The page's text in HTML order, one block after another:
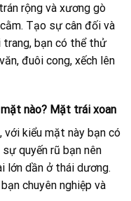
rộng và xương gò
Tạo sự cân đối và
bạn có thể thử
đuôi cong, xếch lên
nào? Mặt trái xoan
kiểu mặt này bạn có
quyến rũ bạn nên
lớn dần ở thái dương.
chuyên nghiệp và